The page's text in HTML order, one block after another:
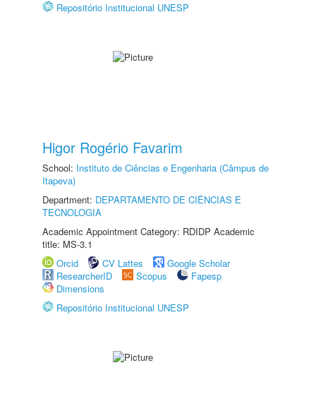
Repositório Institucional UNESP
Higor Rogério Favarim
School: Instituto de Ciências e Engenharia (Câmpus de
Itapeva)
Department: DEPARTAMENTO DE CIÊNCIAS E
TECNOLOGIA
Academic Appointment Category: RDIDP Academic
title: MS-3.1
Orcid
CV Lattes
Google Scholar
ResearcherID
Scopus
Fapesp
Dimensions
Repositório Institucional UNESP